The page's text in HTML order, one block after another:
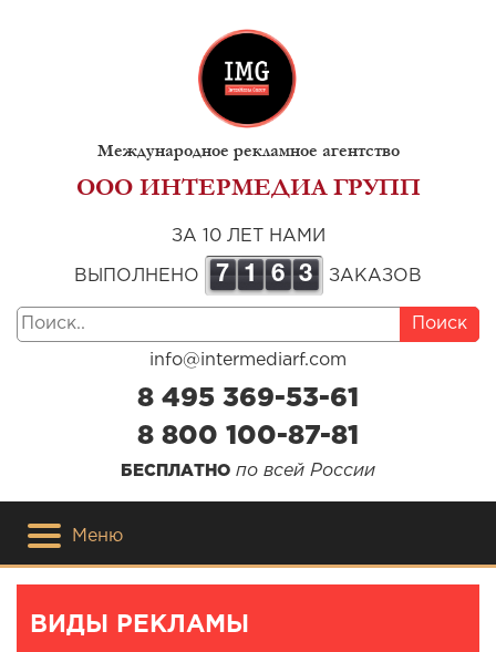
Международное рекламное агентство
ООО ИНТЕРМЕДИА ГРУПП
ЗА 10 ЛЕТ НАМИ
ВЫПОЛНЕНО 7 1 6 3 ЗАКАЗОВ
Поиск
info@intermediarf.com
8 495 369-53-61
8 800 100-87-81
БЕСПЛАТНО по всей России
Меню
ВИДЫ РЕКЛАМЫ